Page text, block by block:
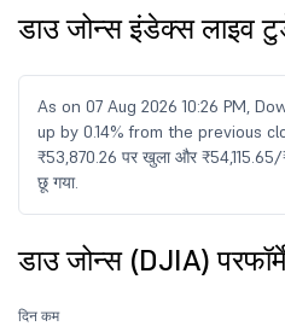
डाउ जोन्स इंडेक्स लाइव
As on 07 Aug 2026 10:26 PM,
up by 0.14% from the previous
₹53,870.26 पर खुला और
छू गया.
डाउ जोन्स (DJIA)
दिन कम